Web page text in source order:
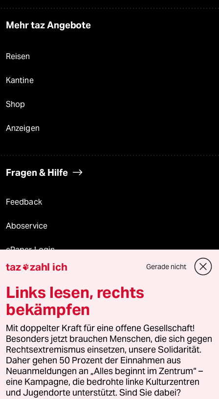
Mehr taz Angebote
Reisen
Kantine
Shop
Anzeigen
Fragen & Hilfe
Feedback
Aboservice
ePaper Login
Downloads für Abonnierende
© 2026 taz Verlags und Vertriebs GmbH
Alle Rechte vorbehalten. Bei rechtlichen Fragen oder für Genehmigungen
wenden Sie sich bitte an
lizenzen@taz.de
Feedback Redaktionsstatut Kommune-Richtlinien
Leitlinie Informant Datenschutz Impressum AGB
taz zahl ich Gerade nicht
Links lesen, rechts
bekämpfen
Mit doppelter Kraft für eine offene Gesellschaft!
Besonders jetzt brauchen Menschen, die sich gegen
Rechtsextremismus einsetzen, unsere Solidarität.
Daher gehen 50 Prozent der Einnahmen aus
Neuanmeldungen an „Alles beginnt im Zentrum“ –
eine Kampagne, die bedrohte linke Kulturzentren
und Jugendorte unterstützt. Sind Sie dabei?